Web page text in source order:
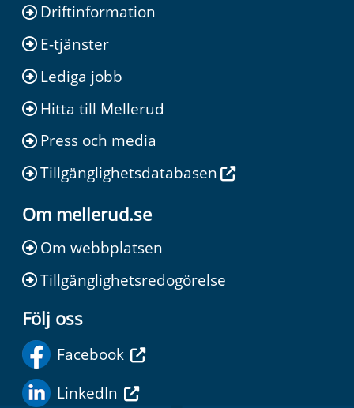
Driftinformation
E-tjänster
Lediga jobb
Hitta till Mellerud
Press och media
Tillgänglighetsdatabasen
Om mellerud.se
Om webbplatsen
Tillgänglighetsredogörelse
Följ oss
Facebook
LinkedIn